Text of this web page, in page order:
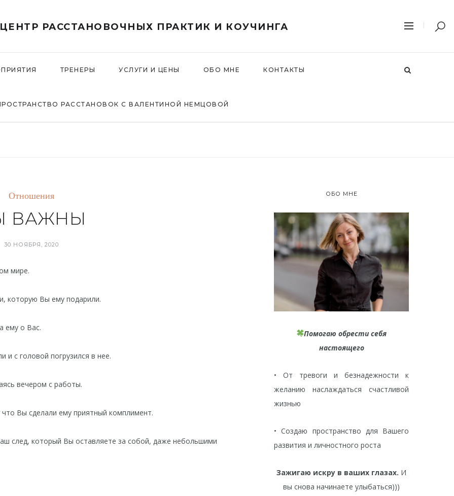
ЦЕНТР РАССТАНОВОЧНЫХ ПРАКТИК И КОУЧИНГА
ТРЕНЕРЫ УСЛУГИ И ЦЕНЫ ОБО МНЕ КОНТАКТЫ
РАССТАНОВОК С ВАЛЕНТИНОЙ НЕМЦОВОЙ
Отношения
ВАЖНЫ
30 НОЯБРЯ, 2020
мире.⠀
которую Вы ему подарили.⠀
о Вас.⠀
с головой погрузился в нее.⠀
вечером с работы.⠀
Вы сделали ему приятный комплимент.⠀
след, который Вы оставляете за собой, даже небольшими
ОБО МНЕ
Помогаю обрести себя
настоящего
• От тревоги и безнадежности к
желанию наслаждаться счастливой
жизнью
• Создаю пространство для Вашего
развития и личностного роста
Зажигаю искру в ваших глазах. И
вы снова начинаете улыбаться)))